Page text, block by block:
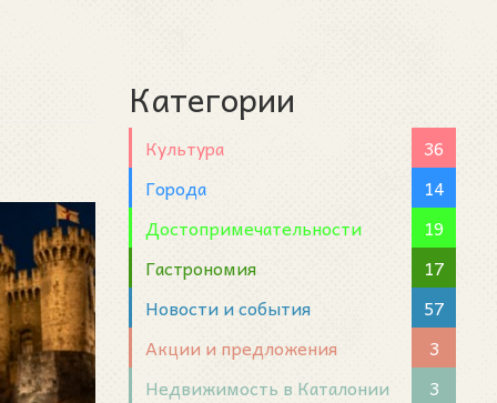
Категории
Культура
36
Города
14
Достопримечательности
19
Гастрономия
17
Новости и события
57
Акции и предложения
3
Недвижимость в Каталонии
3